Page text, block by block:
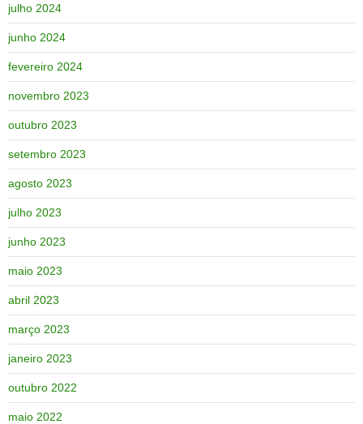
julho 2024
junho 2024
fevereiro 2024
novembro 2023
outubro 2023
setembro 2023
agosto 2023
julho 2023
junho 2023
maio 2023
abril 2023
março 2023
janeiro 2023
outubro 2022
maio 2022